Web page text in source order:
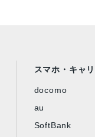
スマホ・キャ
docomo
au
SoftBank